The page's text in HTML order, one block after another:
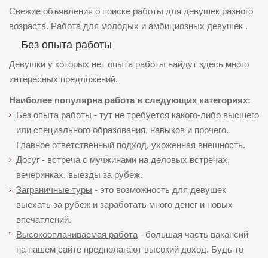
Свежие объявления о поиске работы для девушек разного
возраста. Работа для молодых и амбициозных девушек .
Без опыта работы
Девушки у которых нет опыта работы найдут здесь много
интересных предложений.
Наиболее популярна работа в следующих категориях:
Без опыта работы - тут не требуется какого-либо высшего
или специального образования, навыков и прочего.
Главное ответственный подход, ухоженная внешность.
Досуг - встреча с мучжинами на деловых встречах,
вечеринках, выезды за рубеж.
Заграничные туры - это возможность для девушек
выехать за рубеж и заработать много денег и новых
впечатлений.
Высокооплачиваемая работа - большая часть вакансий
на нашем сайте предполагают высокий доход. Будь то